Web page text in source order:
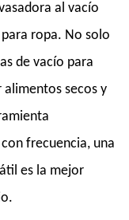
al vacío
ropa. No solo
de vacío para
secos y
frecuencia, una
es la mejor